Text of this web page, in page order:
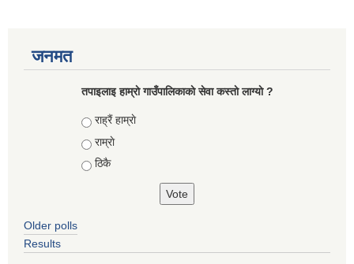
जनमत
तपाइलाइ हाम्राे गाउँपालिकाकाे सेवा कस्ताे लाग्याे ?
Choices
राह्रैं हाम्राे
राम्राे
ठिकै
Older polls
Results